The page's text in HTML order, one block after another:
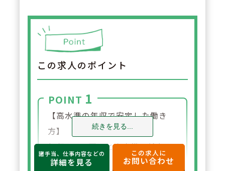
この求人のポイント
POINT 1
【高水準の年収で安定した働き
方】
年収650万円～と高水準の給与設
定。年俸制で収入の見通しも立て
続きを見る...
諸手当、仕事内容などの
詳細を見る
この求人に
お問い合わせ